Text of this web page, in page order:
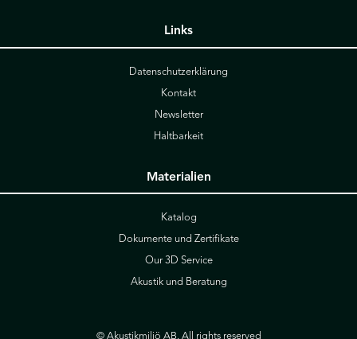
Links
Datenschutzerklärung
Kontakt
Newsletter
Haltbarkeit
Materialien
Katalog
Dokumente und Zertifikate
Our 3D Service
Akustik und Beratung
© Akustikmiljö AB. All rights reserved